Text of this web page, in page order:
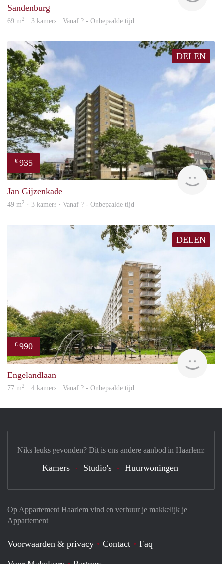
Sandenburg
69 m2 · 3 kamers · Vanaf ? - Onbepaalde tijd
DELEN
€ 935
rent
Jan Gijzenkade
49 m2 · 3 kamers · Vanaf ? - Onbepaalde tijd
DELEN
€ 990
Engelandlaan
77 m2 · 4 kamers · Vanaf ? - Onbepaalde tijd
Op Appartement Haarlem vind en verhuur je makkelijk je
Appartement
Voorwaarden & privacy Contact
Faq
Niks leuks gevonden? Dit is ons andere aanbod in Haarlem:
Kamers Studio's Huurwoningen